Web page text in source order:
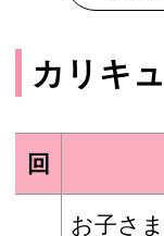
カリキ
回
お子さ